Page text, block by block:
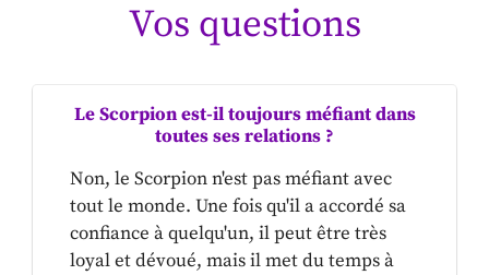
Vos questions
Le Scorpion est-il toujours méfiant dans
toutes ses relations ?
Non, le Scorpion n'est pas méfiant avec
tout le monde. Une fois qu'il a accordé sa
confiance à quelqu'un, il peut être très
loyal et dévoué, mais il met du temps à